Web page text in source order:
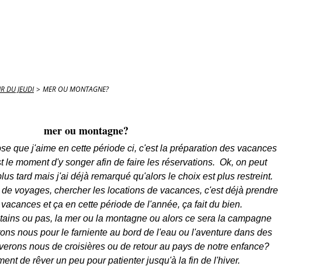
DU JEUDI > MER OU MONTAGNE?
mer ou montagne?
que j'aime en cette période ci, c'est la préparation des vacances
le moment d'y songer afin de faire les réservations. Ok, on peut
tard mais j'ai déjà remarqué qu'alors le choix est plus restreint.
voyages, chercher les locations de vacances, c'est déjà prendre
et ça en cette période de l'année, ça fait du bien.
ou pas, la mer ou la montagne ou alors ce sera la campagne
nous pour le farniente au bord de l'eau ou l'aventure dans des
nous de croisières ou de retour au pays de notre enfance?
de rêver un peu pour patienter jusqu'à la fin de l'hiver.